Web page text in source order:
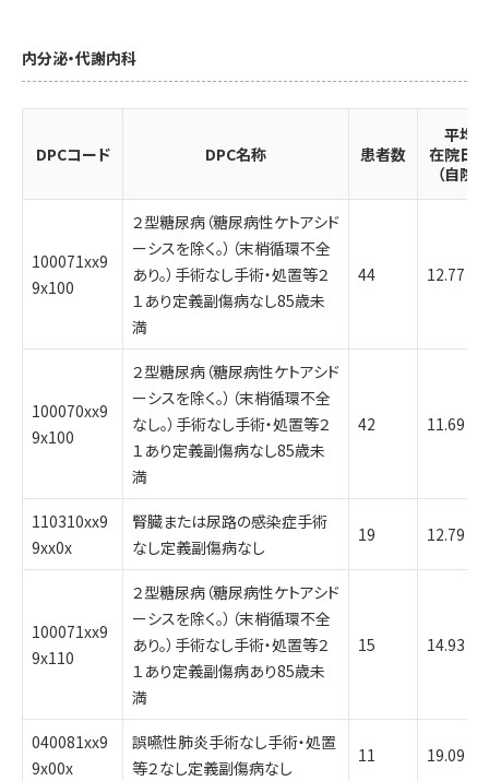
内分泌・代謝内科
DPCコード DPC名称 患者数
平均
在院日数
（自院）
100071xx9
9x100
２型糖尿病（糖尿病性ケトアシド
ーシスを除く。）（末梢循環不全
あり。）手術なし手術・処置等２
１あり定義副傷病なし85歳未
満
44 12.77
100070xx9
9x100
２型糖尿病（糖尿病性ケトアシド
ーシスを除く。）（末梢循環不全
なし。）手術なし手術・処置等２
１あり定義副傷病なし85歳未
満
42 11.69
110310xx9
9xx0x
腎臓または尿路の感染症手術
なし定義副傷病なし
19 12.79
100071xx9
9x110
２型糖尿病（糖尿病性ケトアシド
ーシスを除く。）（末梢循環不全
あり。）手術なし手術・処置等２
１あり定義副傷病あり85歳未
満
15 14.93
040081xx9
9x00x
誤嚥性肺炎手術なし手術・処置
等２なし定義副傷病なし
11 19.09